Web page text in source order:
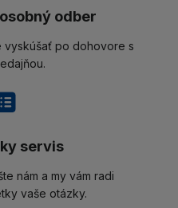
odber
vyskúšať po dohovore s
servis
nám a my vám radi
vaše otázky.